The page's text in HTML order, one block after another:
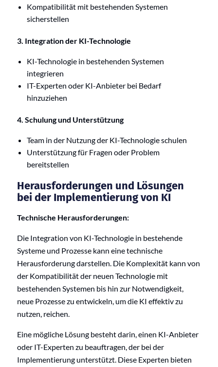
Kompatibilität mit bestehenden Systemen
sicherstellen
3. Integration der KI-Technologie
KI-Technologie in bestehenden Systemen
integrieren
IT-Experten oder KI-Anbieter bei Bedarf
hinzuziehen
4. Schulung und Unterstützung
Team in der Nutzung der KI-Technologie schulen
Unterstützung für Fragen oder Problem
bereitstellen
Herausforderungen und Lösungen
bei der Implementierung von KI
Technische Herausforderungen:
Die Integration von KI-Technologie in bestehende
Systeme und Prozesse kann eine technische
Herausforderung darstellen. Die Komplexität kann von
der Kompatibilität der neuen Technologie mit
bestehenden Systemen bis hin zur Notwendigkeit,
neue Prozesse zu entwickeln, um die KI effektiv zu
nutzen, reichen.
Eine mögliche Lösung besteht darin, einen KI-Anbieter
oder IT-Experten zu beauftragen, der bei der
Implementierung unterstützt. Diese Experten bieten